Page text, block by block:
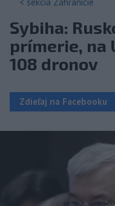
Sybiha:
prímerie, na
108 dronov
Zdieľaj na Facebooku